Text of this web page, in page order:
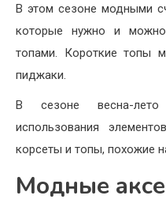
В этом сезоне модными
которые нужно и
топами. Короткие топы
пиджаки.
В сезоне весна-
использования
корсеты и топы, похожие
Модные